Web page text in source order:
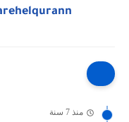
منذ 7 سنة